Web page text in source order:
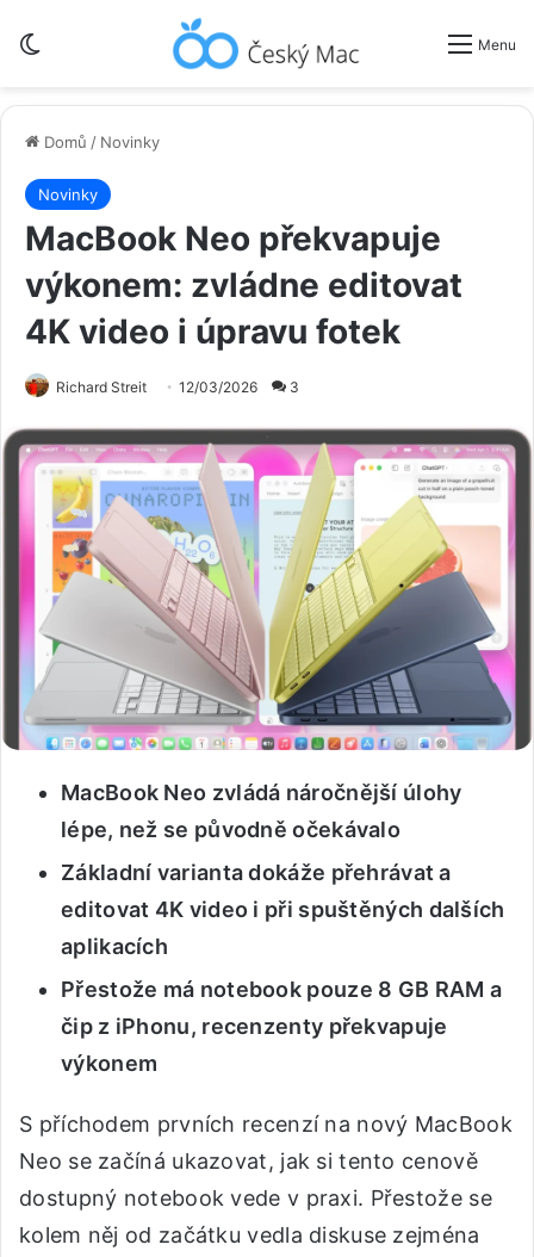
Menu
Domů / Novinky
Novinky
MacBook Neo překvapuje
výkonem: zvládne editovat
4K video i úpravu fotek
Richard Streit 12/03/2026 3
MacBook Neo zvládá náročnější úlohy
lépe, než se původně očekávalo
Základní varianta dokáže přehrávat a
editovat 4K video i při spuštěných dalších
aplikacích
Přestože má notebook pouze 8 GB RAM a
čip z iPhonu, recenzenty překvapuje
výkonem
S příchodem prvních recenzí na nový MacBook
Neo se začíná ukazovat, jak si tento cenově
dostupný notebook vede v praxi. Přestože se
kolem něj od začátku vedla diskuse zejména